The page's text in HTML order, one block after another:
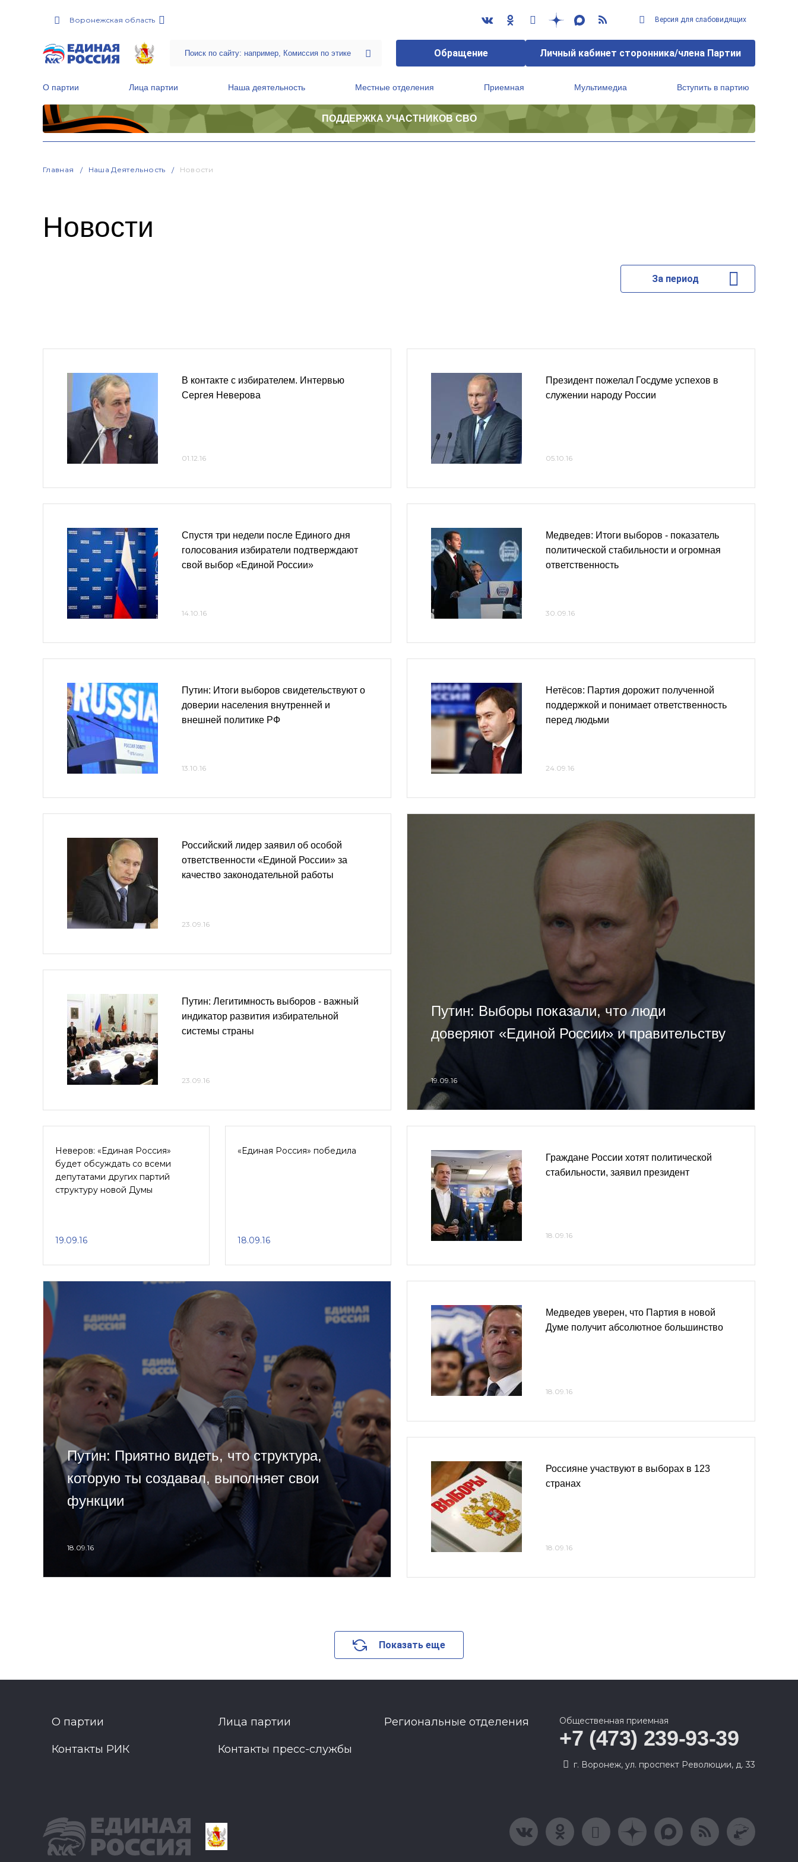
Воронежская область Версия для слабовидящих
Обращение Личный кабинет сторонника/члена Партии
О партии Лица партии Наша деятельность Местные отделения Приемная Мультимедиа Вступить в партию
ПОДДЕРЖКА УЧАСТНИКОВ СВО
Главная Наша Деятельность Новости
Новости
За период
В контакте с избирателем. Интервью
Сергея Неверова
01.12.16
Спустя три недели после Единого дня
голосования избиратели подтверждают
свой выбор «Единой России»
14.10.16
Путин: Итоги выборов свидетельствуют о
доверии населения внутренней и
внешней политике РФ
13.10.16
Президент пожелал Госдуме успехов в
служении народу России
05.10.16
Медведев: Итоги выборов - показатель
политической стабильности и огромная
ответственность
30.09.16
Нетёсов: Партия дорожит полученной
поддержкой и понимает ответственность
перед людьми
24.09.16
Российский лидер заявил об особой
ответственности «Единой России» за
качество законодательной работы
23.09.16
Путин: Легитимность выборов - важный
индикатор развития избирательной
системы страны
23.09.16
Путин: Выборы показали, что люди
доверяют «Единой России» и правительству
19.09.16
Неверов: «Единая Россия»
будет обсуждать со всеми
депутатами других партий
структуру новой Думы
19.09.16
«Единая Россия» победила
18.09.16
Граждане России хотят политической
стабильности, заявил президент
18.09.16
Путин: Приятно видеть, что структура,
которую ты создавал, выполняет свои
функции
18.09.16
Медведев уверен, что Партия в новой
Думе получит абсолютное большинство
18.09.16
Россияне участвуют в выборах в 123
странах
18.09.16
Показать еще
О партии Лица партии Региональные отделения
Контакты РИК Контакты пресс-службы
Общественная приемная
+7 (473) 239-93-39
г. Воронеж, ул. проспект Революции, д. 33